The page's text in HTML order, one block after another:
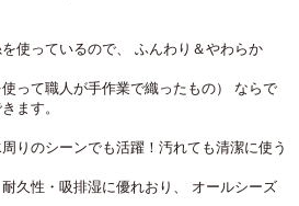
使っているので、 ふんわり＆やわらか
って職人が手作業で織ったもの） ならで
ます。
りのシーンでも活躍！汚れても清潔に使う
久性・吸排湿に優れおり、 オールシーズ